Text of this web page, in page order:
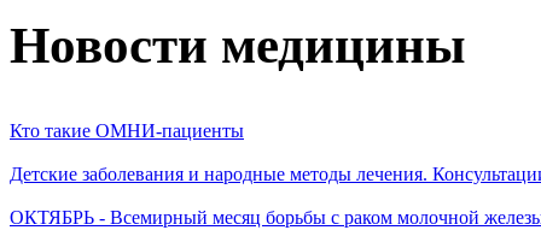
Новости медицины
Кто такие ОМНИ-пациенты
Детские заболевания и народные методы лечения.
ОКТЯБРЬ - Всемирный месяц борьбы с раком молочной